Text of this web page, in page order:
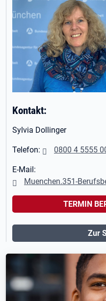
Kontakt:
Sylvia Dollinger
Telefon: 0800 4 5555
E-Mail:
Muenchen.351-
TERMIN
Zur